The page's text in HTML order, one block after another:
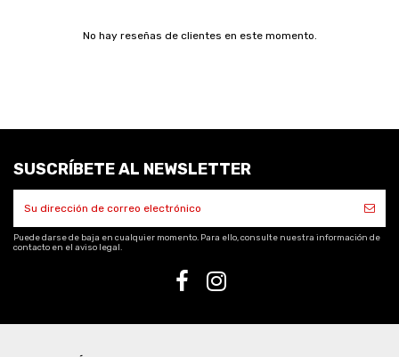
No hay reseñas de clientes en este momento.
SUSCRÍBETE AL NEWSLETTER
Puede darse de baja en cualquier momento. Para ello, consulte nuestra información de
contacto en el aviso legal.